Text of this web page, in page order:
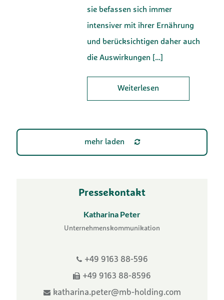
sie befassen sich immer
intensiver mit ihrer Ernährung
und berücksichtigen daher auch
die Auswirkungen […]
Weiterlesen
mehr laden
Pressekontakt
Katharina Peter
Unternehmenskommunikation
+49 9163 88-596
+49 9163 88-8596
katharina.peter@mb-holding.com